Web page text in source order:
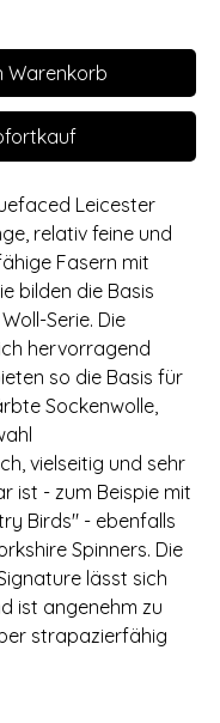
Warenkorb
Leicester
relativ feine und
Fasern mit
bilden die Basis
Serie. Die
hervorragend
so die Basis für
Sockenwolle,
vielseitig und sehr
ist - zum Beispie mit
Birds" - ebenfalls
Spinners. Die
lässt sich
ist angenehm zu
strapazierfähig